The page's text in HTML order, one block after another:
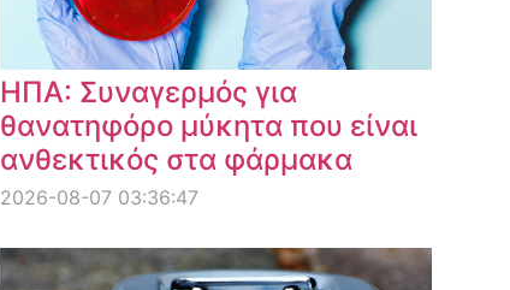
ΗΠΑ: Συναγερμός για
θανατηφόρο μύκητα που είναι
ανθεκτικός στα φάρμακα
2026-08-07 03:36:47